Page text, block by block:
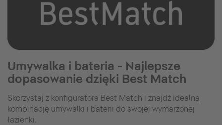
Umywalka i bateria - Najlepsze
dopasowanie dzięki Best Match
Skorzystaj z konfiguratora Best Match i znajdź idealną
kombinację umywalki i baterii do swojej wymarzonej
łazienki.